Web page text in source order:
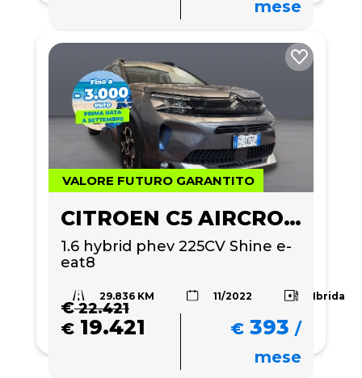
mese
VALORE FUTURO GARANTITO
CITROEN C5 AIRCROSS
1.6 hybrid phev 225CV Shine e-
eat8
29.836 KM 11/2022 Ibrida
€22.421
€ 19.421 € 393 /
mese